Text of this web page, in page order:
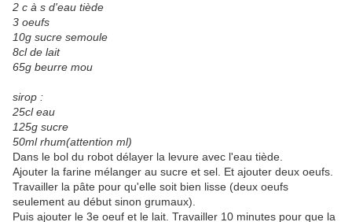
2 c à s d'eau tiède
3 oeufs
10g sucre semoule
8cl de lait
65g beurre mou
sirop :
25cl eau
125g sucre
50ml rhum(attention ml)
Dans le bol du robot délayer la levure avec l'eau tiède.
Ajouter la farine mélanger au sucre et sel. Et ajouter deux oeufs.
Travailler la pâte pour qu'elle soit bien lisse (deux oeufs
seulement au début sinon grumaux).
Puis ajouter le 3e oeuf et le lait. Travailler 10 minutes pour que la